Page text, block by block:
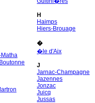
H
Haimps
Hiers-Brouage
�
�le d'Aix
J
Jarnac-Champagne
Jazennes
Jonzac
Juicq
Jussas